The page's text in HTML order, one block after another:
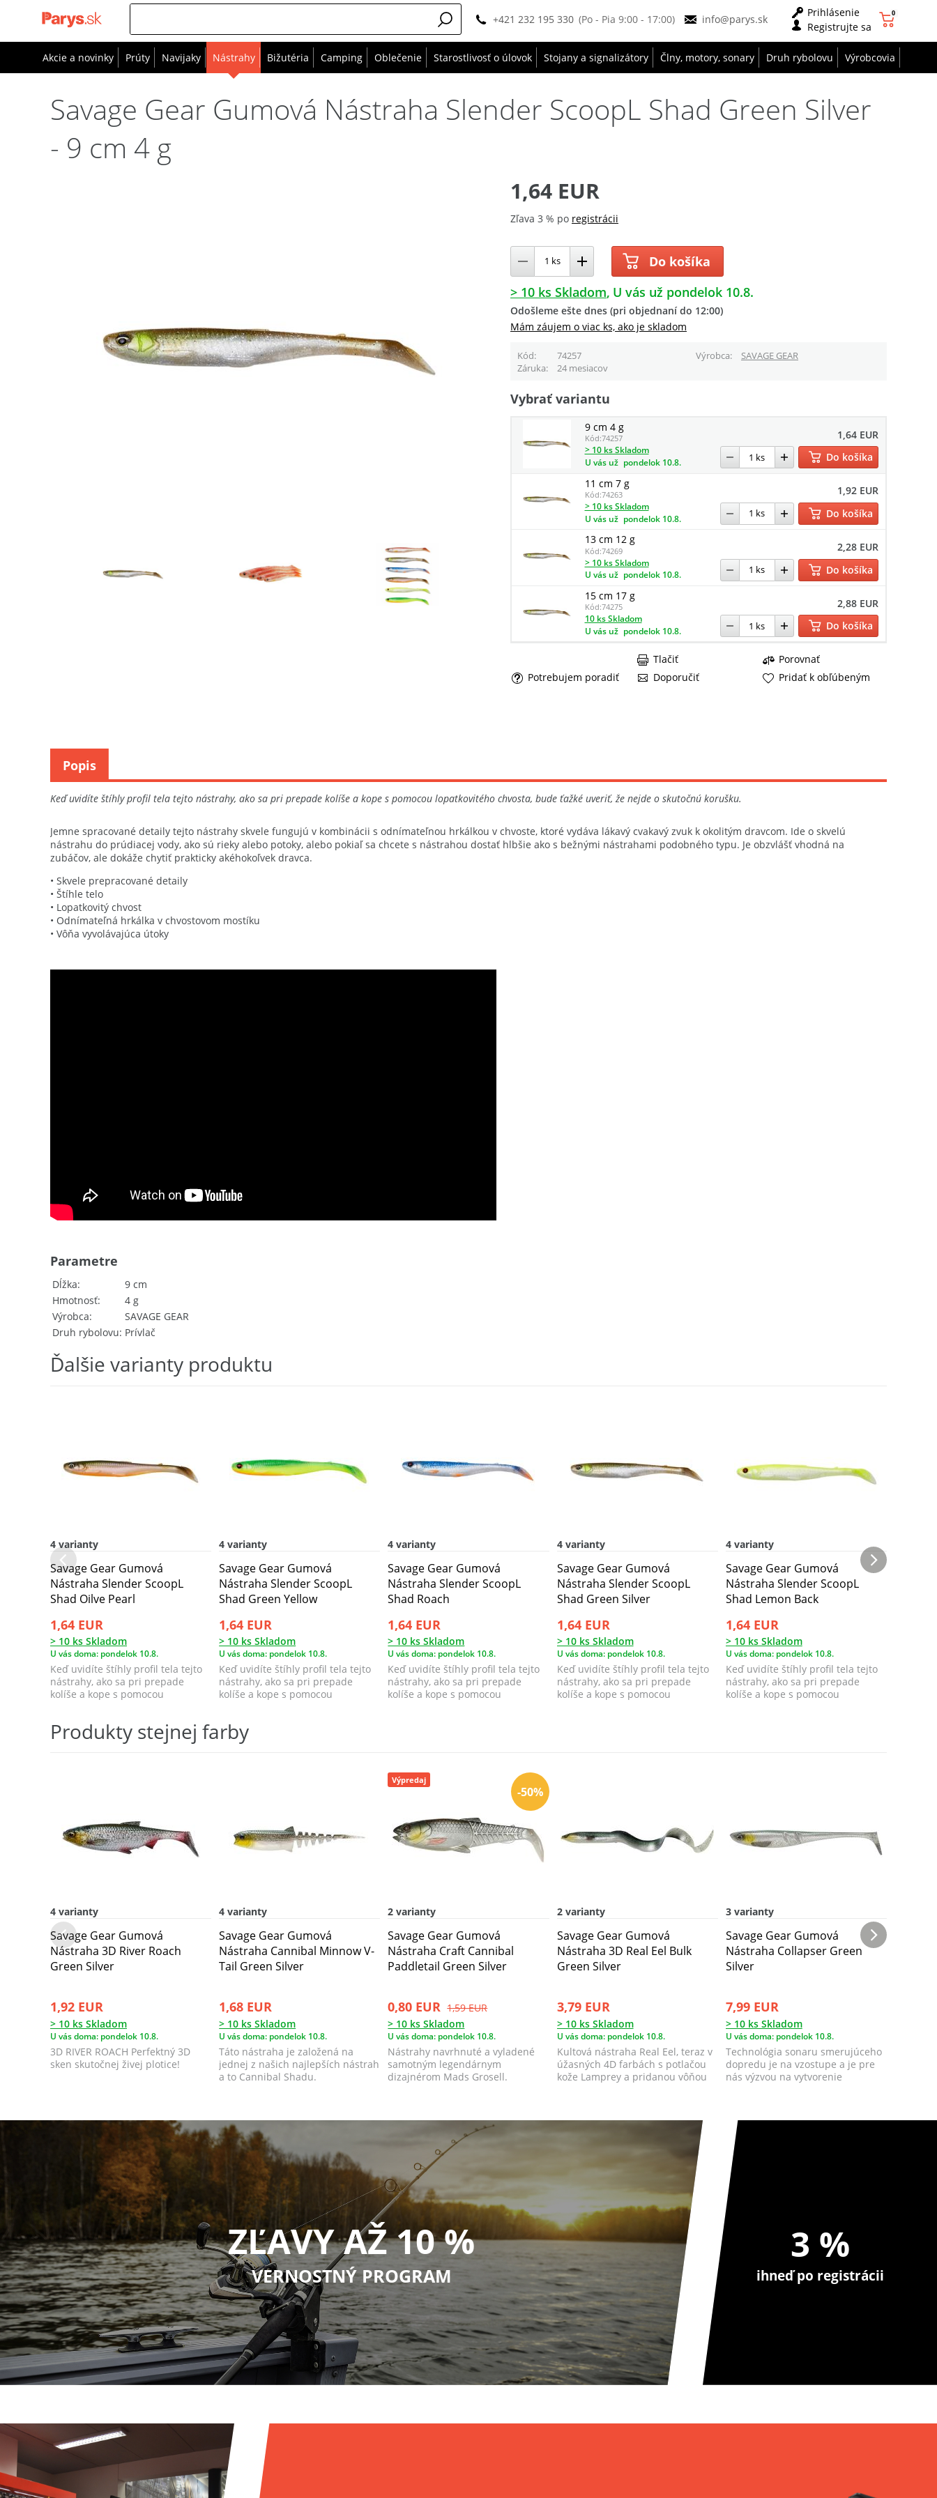
+421 232 195 330 (Po - Pia 9:00 - 17:00) info@parys.sk
Prihlásenie
Registrujte sa
0
Akcie a novinky Prúty Navijaky Nástrahy Bižutéria Camping Oblečenie Starostlivosť o úlovok Stojany a signalizátory Člny, motory, sonary Druh rybolovu Výrobcovia
Savage Gear Gumová Nástraha Slender ScoopL Shad Green Silver
- 9 cm 4 g
1,64 EUR
Zľava 3 % po registrácii
Do košíka
> 10 ks Skladom U vás už pondelok 10.8.
Odošleme ešte dnes (pri objednaní do 12:00)
Mám záujem o viac ks, ako je skladom
Kód 74257 Výrobca
SAVAGE GEAR
Záruka
24 mesiacov
Vybrať variantu
9 cm 4 g
Kód:74257 1,64 EUR
> 10 ks Skladom
U vás už pondelok 10.8.
Do košíka
11 cm 7 g
Kód:74263 1,92 EUR
> 10 ks Skladom
U vás už pondelok 10.8.
Do košíka
13 cm 12 g
Kód:74269 2,28 EUR
> 10 ks Skladom
U vás už pondelok 10.8.
Do košíka
15 cm 17 g
Kód:74275 2,88 EUR
10 ks Skladom
U vás už pondelok 10.8. Do košíka
Porovnať
Potrebujem poradiť
Doporučiť
Tlačiť
Pridať k obľúbeným
Keď uvidíte štíhly profil tela tejto nástrahy, ako sa pri prepade kolíše a kope s pomocou lopatkovitého chvosta, bude ťažké uveriť, že nejde o skutočnú korušku.
Jemne spracované detaily tejto nástrahy skvele fungujú v kombinácii s odnímateľnou hrkálkou v chvoste, ktoré vydáva lákavý cvakavý zvuk k okolitým dravcom. Ide o skvelú
nástrahu do prúdiacej vody, ako sú rieky alebo potoky, alebo pokiaľ sa chcete s nástrahou dostať hlbšie ako s bežnými nástrahami podobného typu. Je obzvlášť vhodná na
zubáčov, ale dokáže chytiť prakticky akéhokoľvek dravca.
• Skvele prepracované detaily
• Štíhle telo
• Lopatkovitý chvost
• Odnímateľná hrkálka v chvostovom mostíku
• Vôňa vyvolávajúca útoky
Dĺžka
9 cm
Hmotnosť
4 g
Výrobca
SAVAGE GEAR
Druh rybolovu Prívlač
Parametre
Popis
Ďalšie varianty produktu
4 varianty
Savage Gear Gumová
Nástraha Slender ScoopL
Shad Oilve Pearl
1,64 EUR
> 10 ks Skladom
U vás doma: pondelok 10.8.
Keď uvidíte štíhly profil tela tejto
nástrahy, ako sa pri prepade
kolíše a kope s pomocou
4 varianty
Savage Gear Gumová
Nástraha Slender ScoopL
Shad Green Yellow
1,64 EUR
> 10 ks Skladom
U vás doma: pondelok 10.8.
Keď uvidíte štíhly profil tela tejto
nástrahy, ako sa pri prepade
kolíše a kope s pomocou
4 varianty
Savage Gear Gumová
Nástraha Slender ScoopL
Shad Roach
1,64 EUR
> 10 ks Skladom
U vás doma: pondelok 10.8.
Keď uvidíte štíhly profil tela tejto
nástrahy, ako sa pri prepade
kolíše a kope s pomocou
4 varianty
Savage Gear Gumová
Nástraha Slender ScoopL
Shad Green Silver
1,64 EUR
> 10 ks Skladom
U vás doma: pondelok 10.8.
Keď uvidíte štíhly profil tela tejto
nástrahy, ako sa pri prepade
kolíše a kope s pomocou
4 varianty
Savage Gear Gumová
Nástraha Slender ScoopL
Shad Lemon Back
1,64 EUR
> 10 ks Skladom
U vás doma: pondelok 10.8.
Keď uvidíte štíhly profil tela tejto
nástrahy, ako sa pri prepade
kolíše a kope s pomocou
Produkty stejnej farby
4 varianty
Savage Gear Gumová
Nástraha 3D River Roach
Green Silver
1,92 EUR
> 10 ks Skladom
U vás doma: pondelok 10.8.
3D RIVER ROACH Perfektný 3D
sken skutočnej živej plotice!
4 varianty
Savage Gear Gumová
Nástraha Cannibal Minnow V-
Tail Green Silver
1,68 EUR
> 10 ks Skladom
U vás doma: pondelok 10.8.
Táto nástraha je založená na
jednej z našich najlepších nástrah
a to Cannibal Shadu.
-50%
Výpredaj
2 varianty
Savage Gear Gumová
Nástraha Craft Cannibal
Paddletail Green Silver
0,80 EUR 1,59 EUR
> 10 ks Skladom
U vás doma: pondelok 10.8.
Nástrahy navrhnuté a vyladené
samotným legendárnym
dizajnérom Mads Grosell.
2 varianty
Savage Gear Gumová
Nástraha 3D Real Eel Bulk
Green Silver
3,79 EUR
> 10 ks Skladom
U vás doma: pondelok 10.8.
Kultová nástraha Real Eel, teraz v
úžasných 4D farbách s potlačou
kože Lamprey a pridanou vôňou
3 varianty
Savage Gear Gumová
Nástraha Collapser Green
Silver
7,99 EUR
> 10 ks Skladom
U vás doma: pondelok 10.8.
Technológia sonaru smerujúceho
dopredu je na vzostupe a je pre
nás výzvou na vytvorenie
ZĽAVY AŽ 10 %
VERNOSTNÝ PROGRAM
3 %
ihneď po registrácii